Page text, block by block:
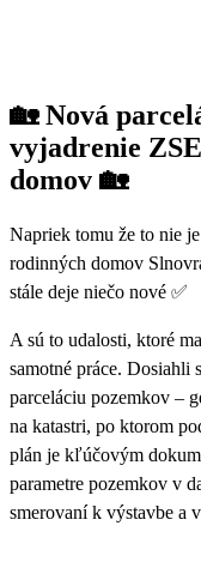
🏡 Nová
vyjadrenie
domov 🏡
Napriek tomu že to nie
rodinných domov
stále deje niečo nové ✅
A sú to udalosti, ktoré
samotné práce.
parceláciu pozemkov –
na katastri, po ktorom
plán je kľúčovým
parametre pozemkov v
smerovaní k výstavbe a